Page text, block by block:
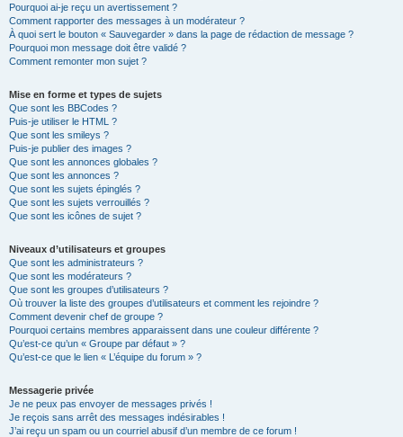
Pourquoi ai-je reçu un avertissement ?
Comment rapporter des messages à un modérateur ?
À quoi sert le bouton « Sauvegarder » dans la page de rédaction de message ?
Pourquoi mon message doit être validé ?
Comment remonter mon sujet ?
Mise en forme et types de sujets
Que sont les BBCodes ?
Puis-je utiliser le HTML ?
Que sont les smileys ?
Puis-je publier des images ?
Que sont les annonces globales ?
Que sont les annonces ?
Que sont les sujets épinglés ?
Que sont les sujets verrouillés ?
Que sont les icônes de sujet ?
Niveaux d’utilisateurs et groupes
Que sont les administrateurs ?
Que sont les modérateurs ?
Que sont les groupes d’utilisateurs ?
Où trouver la liste des groupes d’utilisateurs et comment les rejoindre ?
Comment devenir chef de groupe ?
Pourquoi certains membres apparaissent dans une couleur différente ?
Qu’est-ce qu’un « Groupe par défaut » ?
Qu’est-ce que le lien « L’équipe du forum » ?
Messagerie privée
Je ne peux pas envoyer de messages privés !
Je reçois sans arrêt des messages indésirables !
J’ai reçu un spam ou un courriel abusif d’un membre de ce forum !